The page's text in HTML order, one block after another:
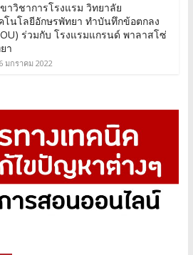
าวิชาการโรงแรม วิทยาลัย
โนโลยีอักษรพัทยา ทำบันทึกข้อตกลง
ร่วมกับ โรงแรมแกรนด์ พาลาสโซ่
า
6 มกราคม 2022